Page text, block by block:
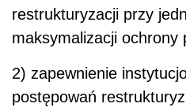
restrukturyzacji przy
maksymalizacji ochrony
2) zapewnienie
postępowań